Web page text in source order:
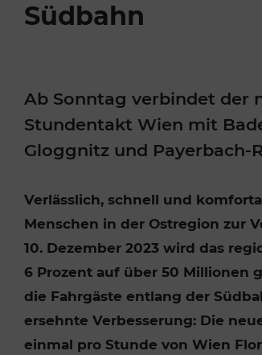
VOR Widgets
Freizeitticket
Sonstige
TICKET KAUFEN
PRESSEAUSSENDUNGEN
VERKAUFSSTELLEN
Südbahn
Ab Sonntag verbindet der
Stundentakt Wien mit
Gloggnitz und Payerbach-
Verlässlich, schnell und
Menschen in der Ostregion zur
10. Dezember 2023 wird das
6 Prozent auf über 50 Millionen
die Fahrgäste entlang der
ersehnte Verbesserung: Die
einmal pro Stunde von Wien